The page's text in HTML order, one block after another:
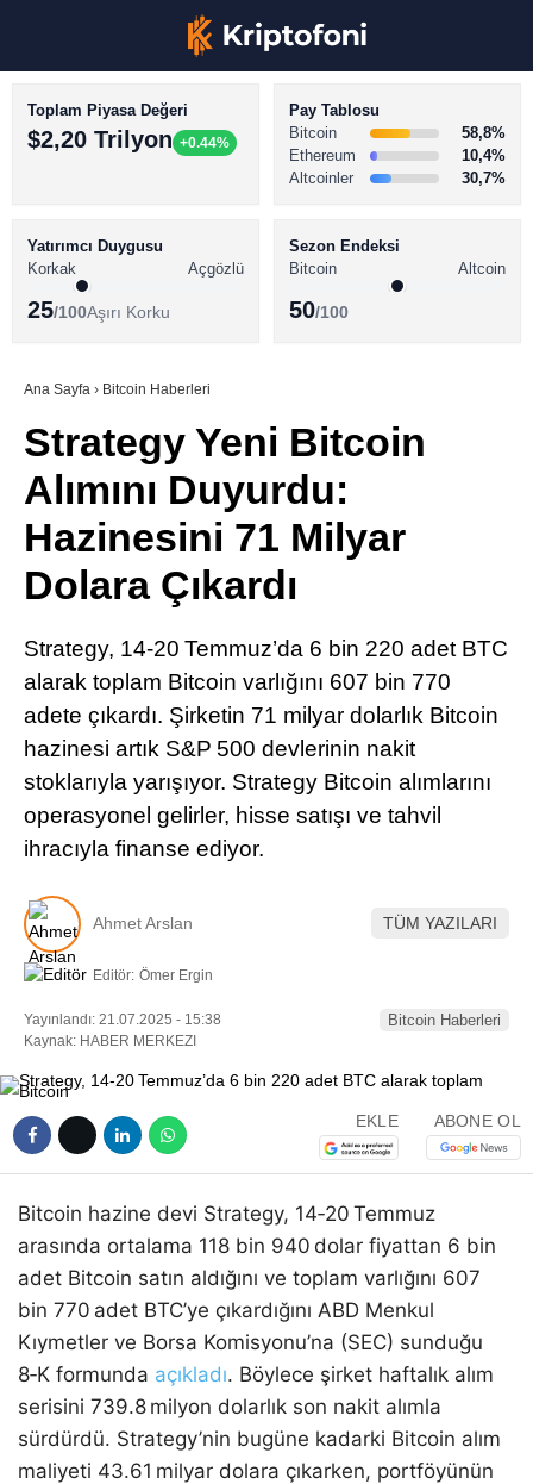
Youtube
Pinterest
BİTCOİN HABERLERİ
ALTCOİN HABERLERİ
SÖZLÜK
Toplam Piyasa Değeri
$2,20 Trilyon +0.44%
Pay Tablosu
Bitcoin
58,8%
Ethereum
10,4%
Altcoinler
30,7%
Yatırımcı Duygusu
Korkak
Açgözlü
25/100Aşırı Korku
Sezon Endeksi
Bitcoin
Altcoin
50/100
Ana Sayfa › Bitcoin Haberleri
Strategy Yeni Bitcoin
Alımını Duyurdu:
Hazinesini 71 Milyar
Dolara Çıkardı
Strategy, 14‑20 Temmuz’da 6 bin 220 adet BTC
alarak toplam Bitcoin varlığını 607 bin 770
adete çıkardı. Şirketin 71 milyar dolarlık Bitcoin
hazinesi artık S&P 500 devlerinin nakit
stoklarıyla yarışıyor. Strategy Bitcoin alımlarını
operasyonel gelirler, hisse satışı ve tahvil
ihracıyla finanse ediyor.
Ahmet Arslan TÜM YAZILARI
Editör: Ömer Ergin
Yayınlandı: 21.07.2025 - 15:38
Kaynak: HABER MERKEZI
Bitcoin Haberleri
EKLE ABONE OL
Bitcoin hazine devi Strategy, 14‑20 Temmuz
arasında ortalama 118 bin 940 dolar fiyattan 6 bin
adet Bitcoin satın aldığını ve toplam varlığını 607
bin 770 adet BTC’ye çıkardığını ABD Menkul
Kıymetler ve Borsa Komisyonu’na (SEC) sunduğu
8‑K formunda açıkladı. Böylece şirket haftalık alım
serisini 739.8 milyon dolarlık son nakit alımla
sürdürdü. Strategy’nin bugüne kadarki Bitcoin alım
maliyeti 43.61 milyar dolara çıkarken, portföyünün